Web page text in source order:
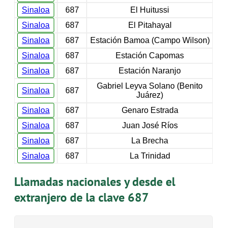
Sinaloa
687
El Huitussi
Sinaloa
687
El Pitahayal
Sinaloa
687
Estación Bamoa (Campo Wilson)
Sinaloa
687
Estación Capomas
Sinaloa
687 Estación Naranjo
Sinaloa 687
Gabriel Leyva Solano (Benito
Juárez)
Sinaloa
687
Genaro Estrada
Sinaloa
687
Juan José Ríos
Sinaloa
687
La Brecha
Sinaloa
687 La Trinidad
Llamadas nacionales y desde el
extranjero de la clave 687